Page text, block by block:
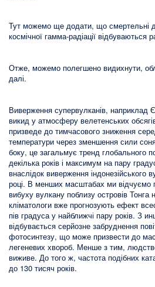
Тут можемо ще додати, що смертельні
космічної гамма-радіації відбуваються
Отже, можемо полегшено видихнути,
далі.
Виверження супервулканів, наприклад
викид у атмосферу велетенських
призведе до тимчасового зниження
температури через зменшення сили
боку, це загальмує тренд глобального
декілька років і максимум на пару
внаслідок виверження індонезійського
році. В менших масштабах ми відчуємо
вибуху вулкану поблизу островів Тонга
кліматологи вже прогнозують ефект
пів градуса у найближчі пару років. З
відбувається серйозне забруднення
фотосинтезу, що може призвести до
легеневих хвороб. Менше з тим,
виживе. До того ж, частота подібних
до 130 тисяч років.